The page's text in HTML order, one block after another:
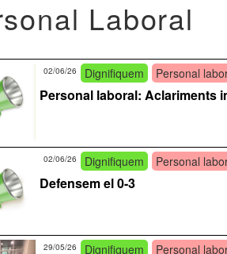
Laboral
Dignifiquem Personal
02/06/26
Personal laboral: Aclariments
Dignifiquem Personal
02/06/26
Defensem el 0-3
Dignifiquem Personal
29/05/26